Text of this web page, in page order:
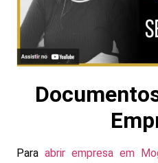
Para abrir empresa em